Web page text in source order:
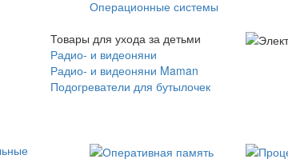
Операционные системы
Товары для ухода за детьми
Радио- и видеоняни
Радио- и видеоняни Maman
Подогреватели для бутылочек